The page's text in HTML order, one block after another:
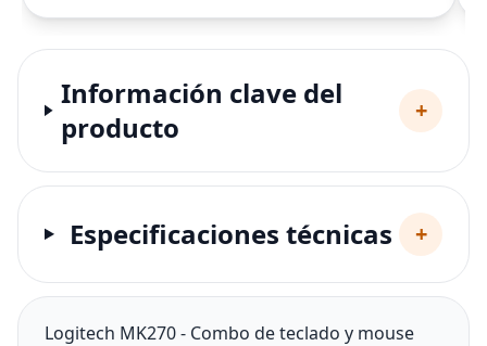
Información clave del
producto
+
Especificaciones técnicas +
Logitech MK270 - Combo de teclado y mouse